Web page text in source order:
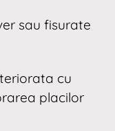
sau fisurate
cu
placilor